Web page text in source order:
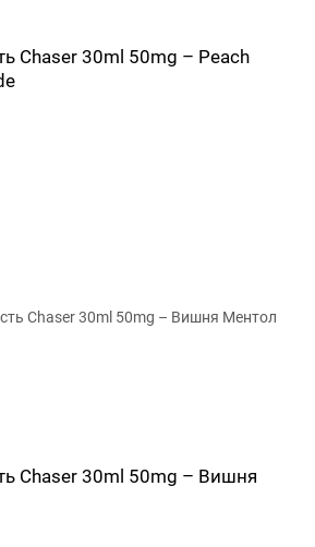
Chaser 30ml 50mg – Peach
Chaser 30ml 50mg – Вишня